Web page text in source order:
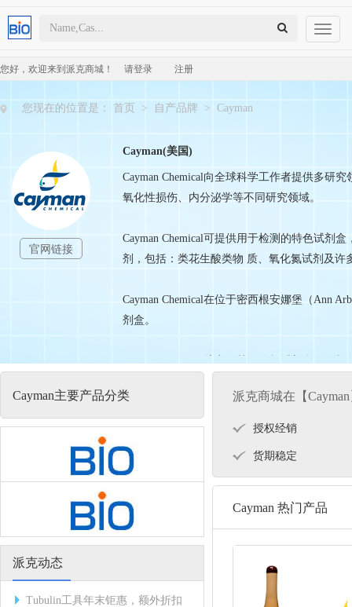
您好，欢迎来到派克商城！ 请登录 注册
Toggle
您现在的位置是： 首页 > 自产品牌 > Cayman
官网链接
Cayman(美国)
Cayman Chemical向全球科学工作者提供多研
氧化性损伤、内分泌学等不同研究领域。
Cayman Chemical可提供用于检测的特色试剂
剂，包括：类花生酸类物 质、氧化氮试剂及许
Cayman Chemical在位于密西根安娜堡（Ann
剂盒。
Cayman Chemical扩充了其在分析试剂盒、有
同时，Cayman Chemical还提供各种有机化合
商。
Cayman主要产品分类
派克动态
Tubulin工具年末钜惠，额外折扣
派克商城在【
授权经销
货期稳定
Cayman 热门产品